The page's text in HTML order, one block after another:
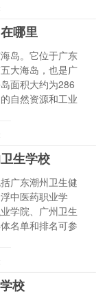
哪里
岛。它位于广东
大海岛，也是广
面积大约为286
自然资源和工业
生学校
广东潮州卫生健
中医药职业学
学院、广州卫生
名单和排名可参
校